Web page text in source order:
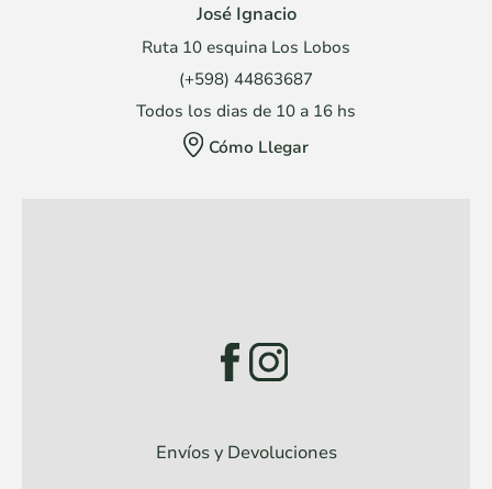
José Ignacio
Ruta 10 esquina Los Lobos
(+598) 44863687
Todos los dias de 10 a 16 hs
Cómo Llegar
Envíos y Devoluciones